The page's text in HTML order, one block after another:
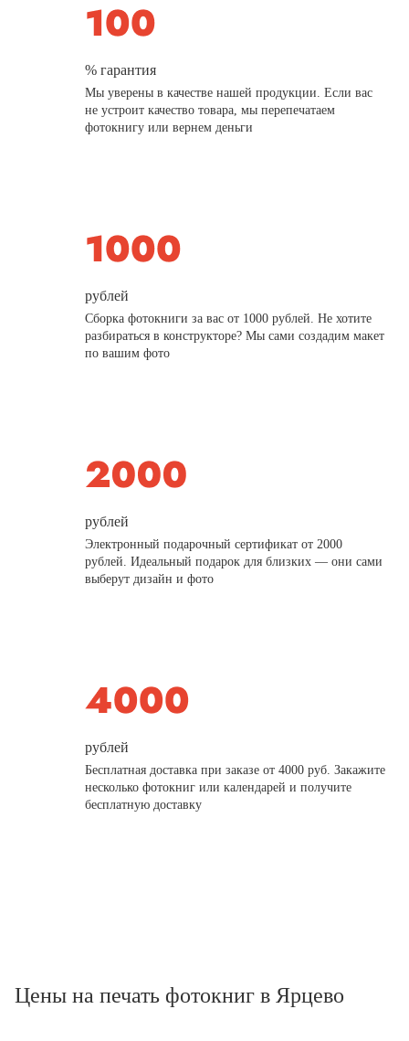
% гарантия
Мы уверены в качестве нашей продукции. Если вас
не устроит качество товара, мы перепечатаем
фотокнигу или вернем деньги
рублей
Сборка фотокниги за вас от 1000 рублей. Не хотите
разбираться в конструкторе? Мы сами создадим макет
по вашим фото
рублей
Электронный подарочный сертификат от 2000
рублей. Идеальный подарок для близких — они сами
выберут дизайн и фото
рублей
Бесплатная доставка при заказе от 4000 руб. Закажите
несколько фотокниг или календарей и получите
бесплатную доставку
Цены на печать фотокниг в Ярцево